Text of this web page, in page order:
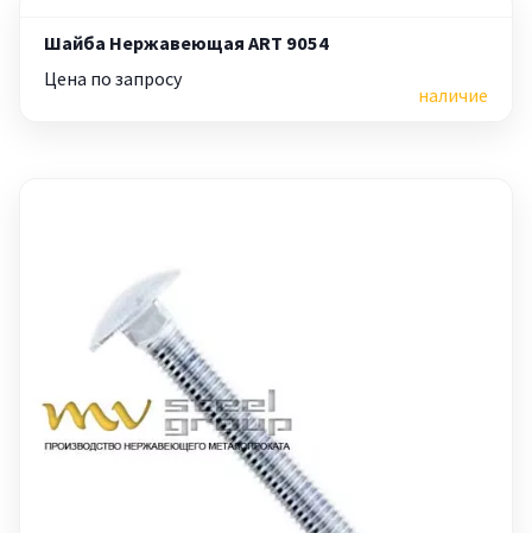
Шайба Нержавеющая ART 9054
Цена по запросу
наличие